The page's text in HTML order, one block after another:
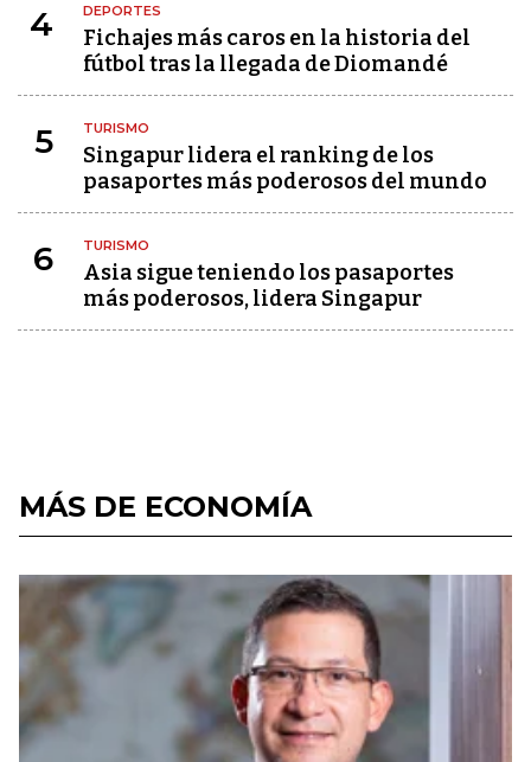
4 DEPORTES
Fichajes más caros en la historia del
fútbol tras la llegada de Diomandé
5 TURISMO
Singapur lidera el ranking de los
pasaportes más poderosos del mundo
6 TURISMO
Asia sigue teniendo los pasaportes
más poderosos, lidera Singapur
MÁS DE ECONOMÍA